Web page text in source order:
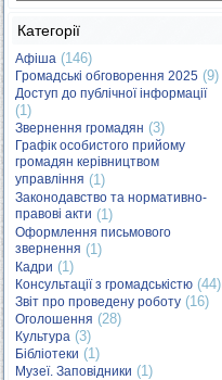
Категорії
Афіша (146)
Громадські обговорення 2025 (9)
Доступ до публічної інформації
(1)
Звернення громадян (3)
Графік особистого прийому
громадян керівництвом
управління (1)
Законодавство та нормативно-
правові акти (1)
Оформлення письмового
звернення (1)
Кадри (1)
Консультації з громадськістю (44)
Звіт про проведену роботу (16)
Оголошення (28)
Культура (3)
Бібліотеки (1)
Музеї. Заповідники (1)